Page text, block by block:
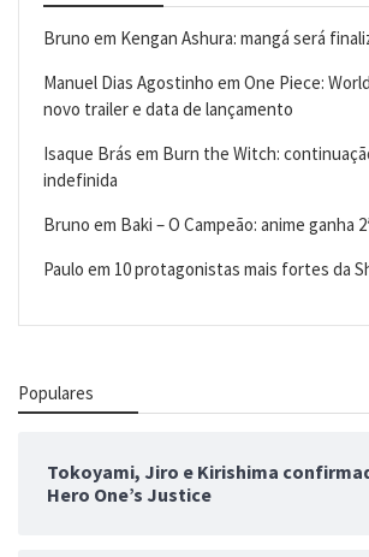
Bruno em Kengan Ashura: mangá será
Manuel Dias Agostinho em One Piece:
novo trailer e data de lançamento
Isaque Brás em Burn the Witch:
indefinida
Bruno em Baki – O Campeão: anime ganha
Paulo em 10 protagonistas mais fortes da
Populares
Tokoyami, Jiro e Kirishima
Hero One’s Justice